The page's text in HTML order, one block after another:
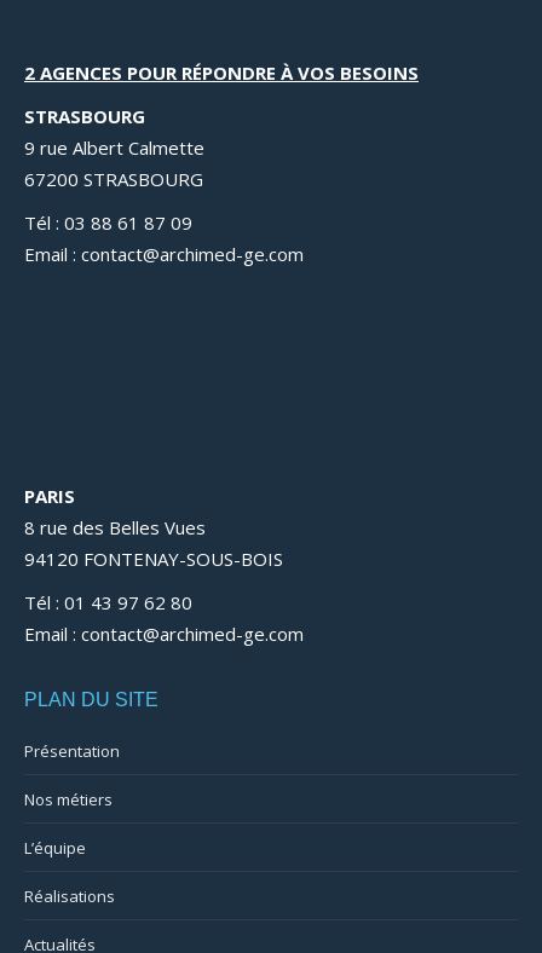
2 AGENCES POUR RÉPONDRE À VOS BESOINS
STRASBOURG
9 rue Albert Calmette
67200 STRASBOURG
Tél : 03 88 61 87 09
Email : contact@archimed-ge.com
PARIS
8 rue des Belles Vues
94120 FONTENAY-SOUS-BOIS
Tél : 01 43 97 62 80
Email : contact@archimed-ge.com
PLAN DU SITE
Présentation
Nos métiers
L’équipe
Réalisations
Actualités